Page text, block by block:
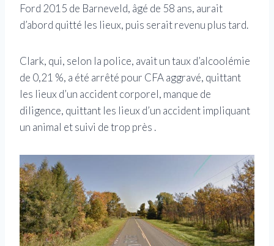
Ford 2015 de Barneveld, âgé de 58 ans, aurait
d’abord quitté les lieux, puis serait revenu plus tard.
Clark, qui, selon la police, avait un taux d’alcoolémie
de 0,21 %, a été arrêté pour CFA aggravé, quittant
les lieux d’un accident corporel, manque de
diligence, quittant les lieux d’un accident impliquant
un animal et suivi de trop près .